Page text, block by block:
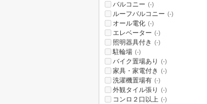
バルコニー (-)
ルーフバルコニー (-)
オール電化 (-)
エレベーター (-)
照明器具付き (-)
駐輪場 (-)
バイク置場あり (-)
家具・家電付き (-)
洗濯機置場有 (-)
外観タイル張り (-)
コンロ２口以上 (-)